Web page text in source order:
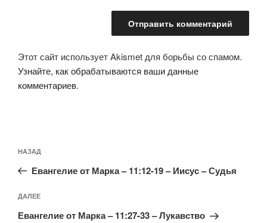
Этот сайт использует Akismet для борьбы со спамом.
Узнайте, как обрабатываются ваши данные
комментариев.
по
записям
Предыдущая
запись:
НАЗАД
Евангелие от Марка – 11:12-19 – Иисус – Судья
Следующая
запись
ДАЛЕЕ
Евангелие от Марка – 11:27-33 – Лукавство